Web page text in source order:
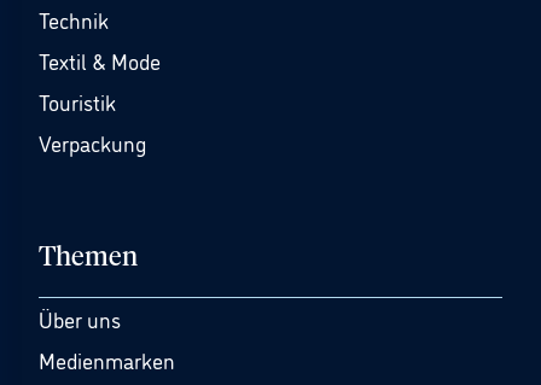
Technik
Textil & Mode
Touristik
Verpackung
Themen
Über uns
Medienmarken